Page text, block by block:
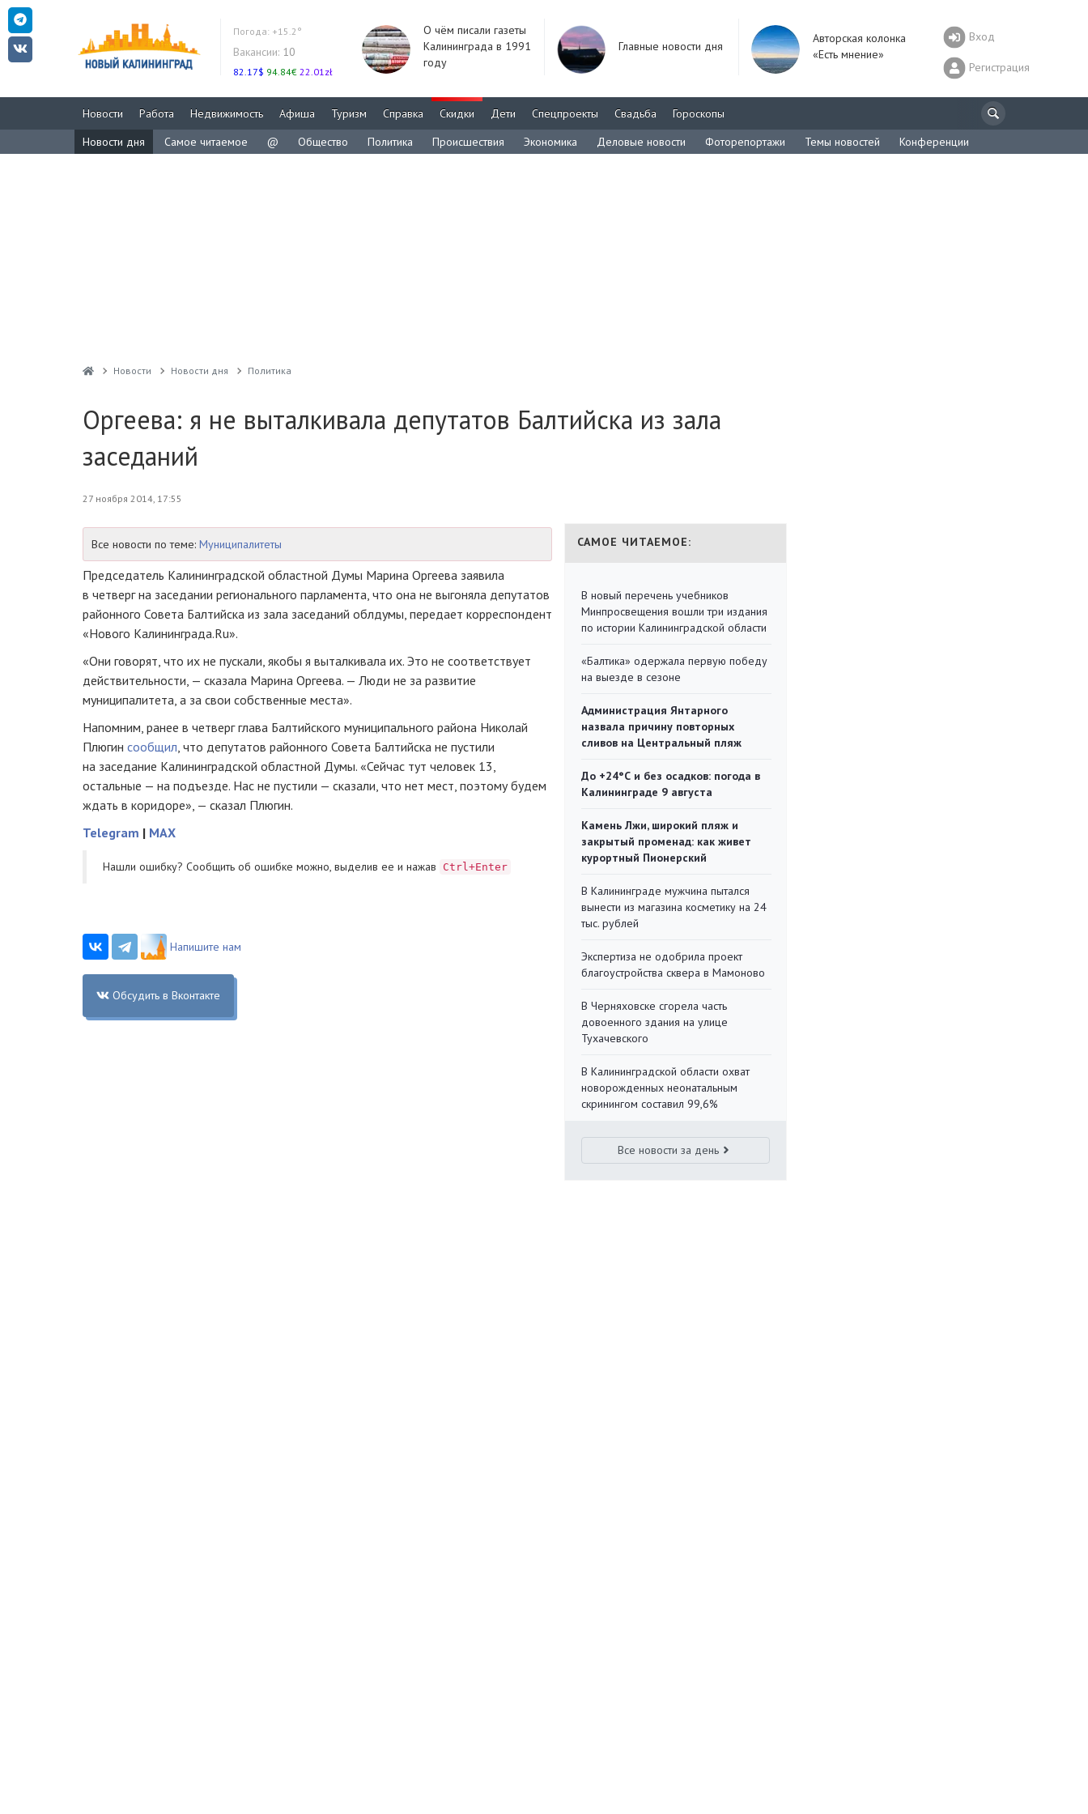
Погода: +15.2°
Вакансии: 10
82.17$ 94.84€ 22.01zł
О чём писали газеты
Калининграда в 1991
году
Главные новости дня
Авторская колонка
«Есть мнение»
Вход
Регистрация
Новости Работа Недвижимость Афиша Туризм Справка Скидки Дети Спецпроекты Свадьба
Гороскопы
Новости дня
Самое читаемое @ Общество Политика Происшествия Экономика Деловые новости Фоторепортажи Темы новостей Конференции
Новости Новости дня Политика
Оргеева: я не выталкивала депутатов Балтийска из зала
заседаний
27 ноября 2014, 17:55
Все новости по теме: Муниципалитеты
Председатель Калининградской областной Думы Марина Оргеева заявила
в четверг на заседании регионального парламента, что она не выгоняла депутатов
районного Совета Балтийска из зала заседаний облдумы, передает корреспондент
«Нового Калининграда.Ru».
«Они говорят, что их не пускали, якобы я выталкивала их. Это не соответствует
действительности, — сказала Марина Оргеева. — Люди не за развитие
муниципалитета, а за свои собственные места».
Напомним, ранее в четверг глава Балтийского муниципального района Николай
Плюгин сообщил, что депутатов районного Совета Балтийска не пустили
на заседание Калининградской областной Думы. «Сейчас тут человек 13,
остальные — на подъезде. Нас не пустили — сказали, что нет мест, поэтому будем
ждать в коридоре», — сказал Плюгин.
Telegram | MAX
Нашли ошибку? Cообщить об ошибке можно, выделив ее и нажав Ctrl+Enter
Напишите нам
Обсудить в Вконтакте
САМОЕ ЧИТАЕМОЕ:
В новый перечень учебников
Минпросвещения вошли три издания
по истории Калининградской области
«Балтика» одержала первую победу
на выезде в сезоне
Администрация Янтарного
назвала причину повторных
сливов на Центральный пляж
До +24°С и без осадков: погода в
Калининграде 9 августа
Камень Лжи, широкий пляж и
закрытый променад: как живет
курортный Пионерский
В Калининграде мужчина пытался
вынести из магазина косметику на 24
тыс. рублей
Экспертиза не одобрила проект
благоустройства сквера в Мамоново
В Черняховске сгорела часть
довоенного здания на улице
Тухачевского
В Калининградской области охват
новорожденных неонатальным
скринингом составил 99,6%
Все новости за день